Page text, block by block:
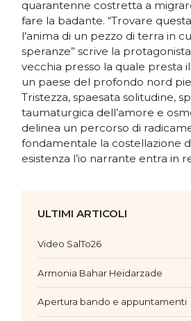
quarantenne costretta a
fare la badante. “Trovare
l’anima di un pezzo di terra in
speranze” scrive la
vecchia presso la quale presta
un paese del profondo nord
Tristezza, spaesata solitudine,
taumaturgica dell’amore e
delinea un percorso di
fondamentale la costellazione
esistenza l’io narrante entra in
ULTIMI ARTICOLI
Video SalTo26
Armonia Bahar Heidarzade
Apertura bando e appuntamenti